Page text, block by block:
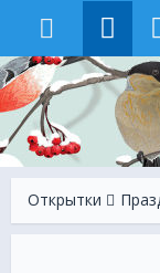
Открытки